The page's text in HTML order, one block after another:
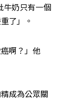
牛奶只有一個
了」。
啊？」他
成為公眾關